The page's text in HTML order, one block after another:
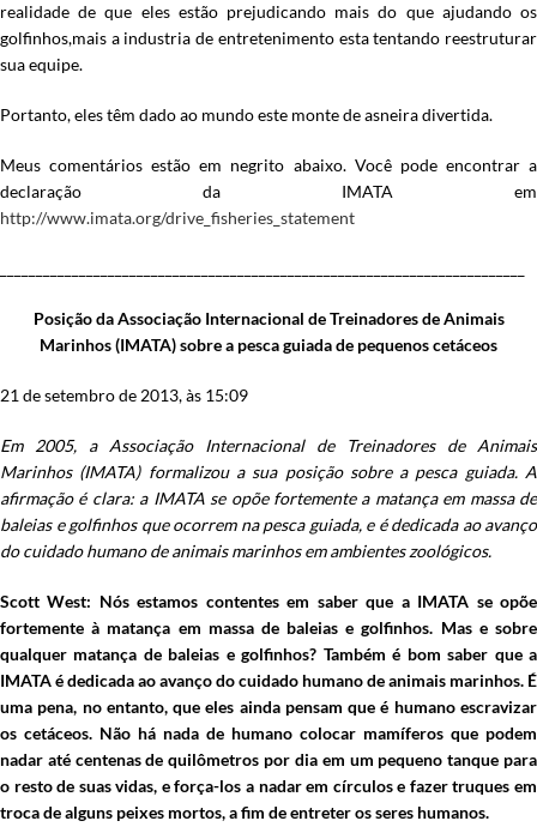
realidade de que eles estão prejudicando mais do que ajudando os
golfinhos,mais a industria de entretenimento esta tentando reestruturar
sua equipe.
Portanto, eles têm dado ao mundo este monte de asneira divertida.
Meus comentários estão em negrito abaixo. Você pode encontrar a
declaração da IMATA em
http://www.imata.org/drive_fisheries_statement
Posição da Associação Internacional de Treinadores de Animais
Marinhos (IMATA) sobre a pesca guiada de pequenos cetáceos
21 de setembro de 2013, às 15:09
Em 2005, a Associação Internacional de Treinadores de Animais
Marinhos (IMATA) formalizou a sua posição sobre a pesca guiada. A
afirmação é clara: a IMATA se opõe fortemente a matança em massa de
baleias e golfinhos que ocorrem na pesca guiada, e é dedicada ao avanço
do cuidado humano de animais marinhos em ambientes zoológicos.
Scott West: Nós estamos contentes em saber que a IMATA se opõe
fortemente à matança em massa de baleias e golfinhos. Mas e sobre
qualquer matança de baleias e golfinhos? Também é bom saber que a
IMATA é dedicada ao avanço do cuidado humano de animais marinhos. É
uma pena, no entanto, que eles ainda pensam que é humano escravizar
os cetáceos. Não há nada de humano colocar mamíferos que podem
nadar até centenas de quilômetros por dia em um pequeno tanque para
o resto de suas vidas, e força-los a nadar em círculos e fazer truques em
troca de alguns peixes mortos, a fim de entreter os seres humanos.